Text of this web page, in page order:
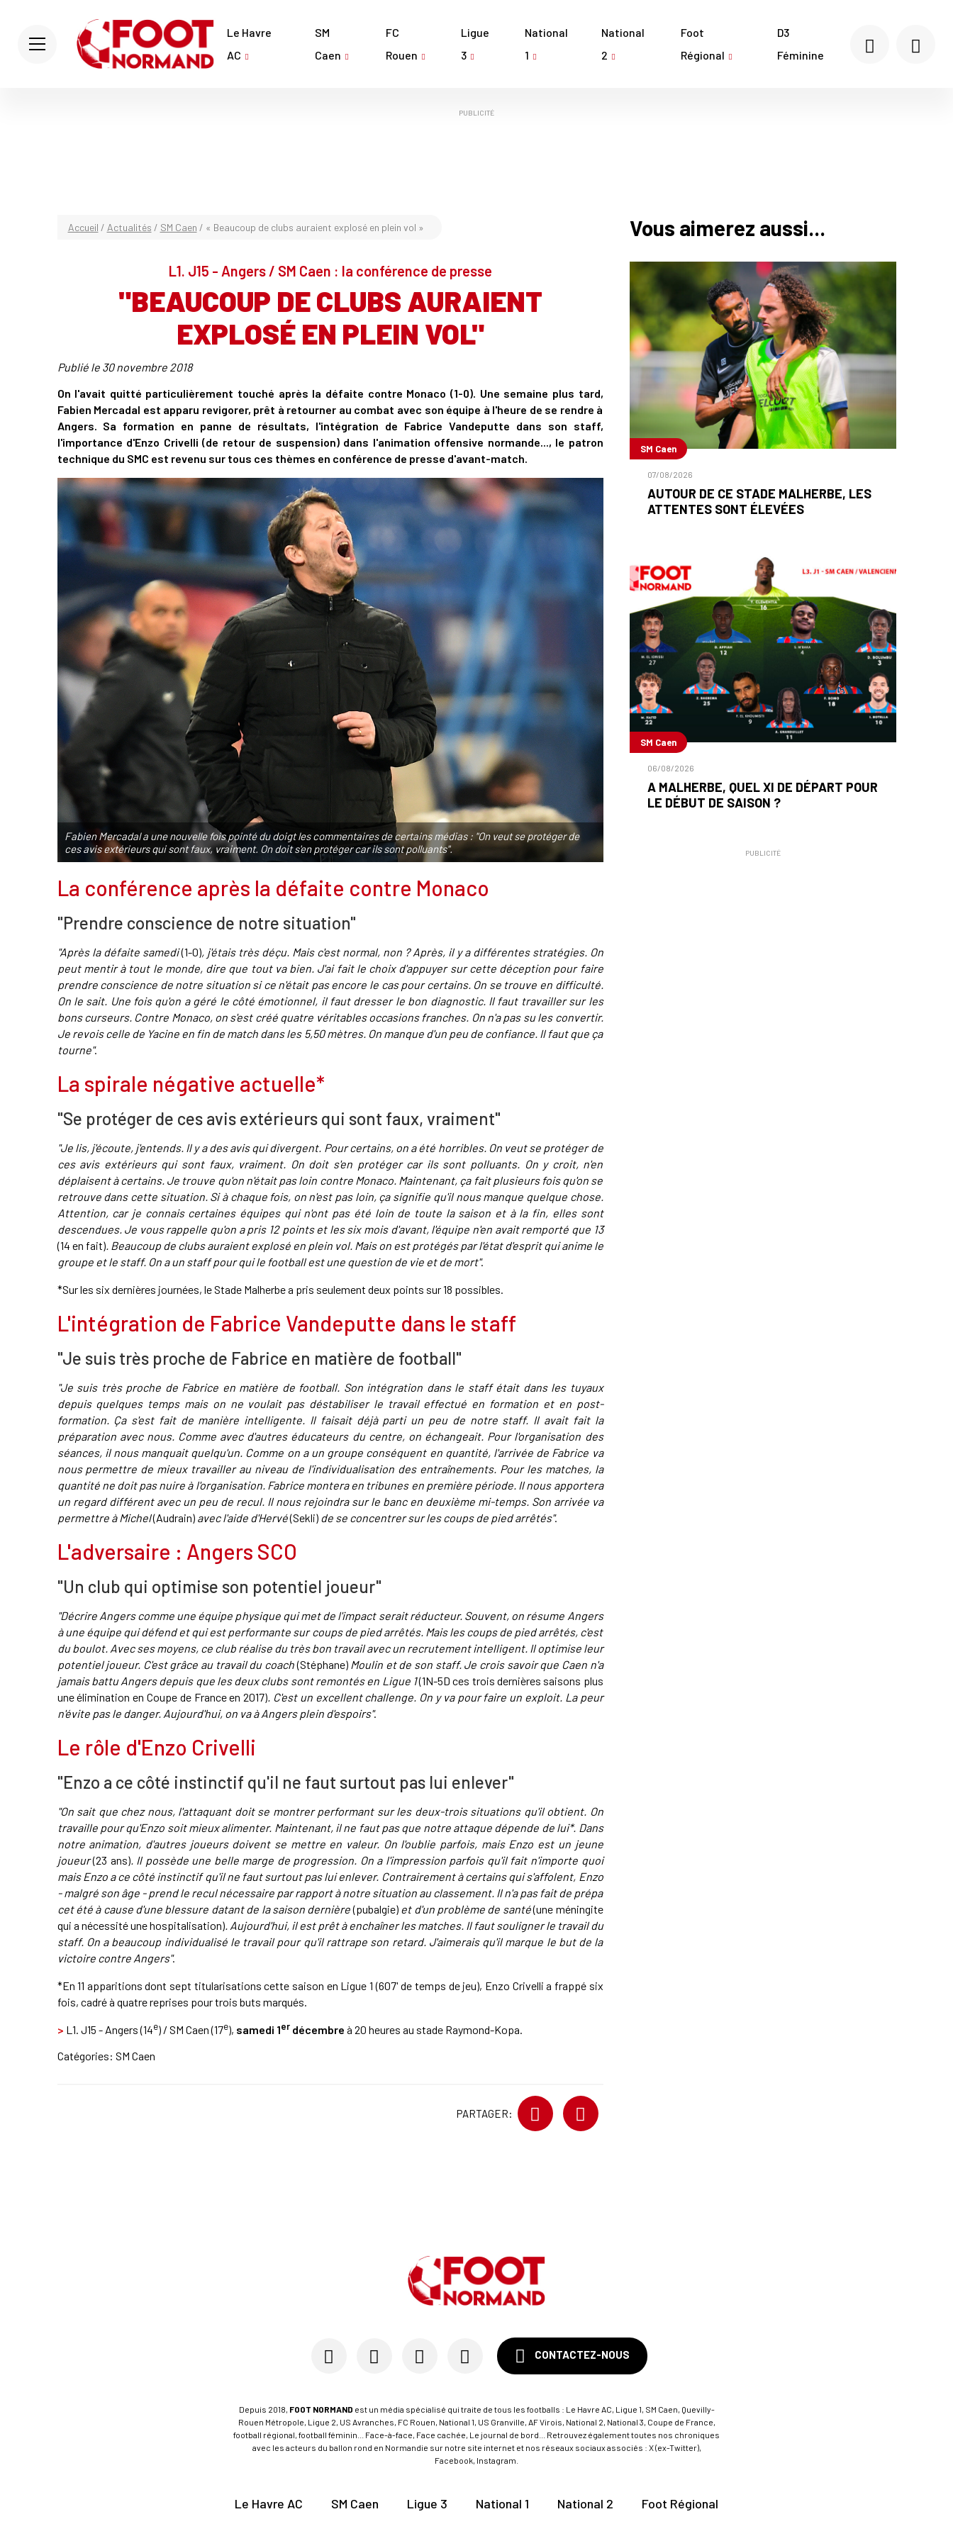
Le Havre
AC
SM
Caen
FC
Rouen
Ligue
3
National
1
National
2
Foot
Régional
D3
Féminine
PUBLICITÉ
Accueil / Actualités / SM Caen / « Beaucoup de clubs auraient explosé en plein vol »
L1. J15 - Angers / SM Caen : la conférence de presse
"BEAUCOUP DE CLUBS AURAIENT
EXPLOSÉ EN PLEIN VOL"
Publié le 30 novembre 2018
On l'avait quitté particulièrement touché après la défaite contre Monaco (1-0). Une semaine plus tard,
Fabien Mercadal est apparu revigorer, prêt à retourner au combat avec son équipe à l'heure de se rendre à
Angers. Sa formation en panne de résultats, l'intégration de Fabrice Vandeputte dans son staff,
l'importance d'Enzo Crivelli (de retour de suspension) dans l'animation offensive normande..., le patron
technique du SMC est revenu sur tous ces thèmes en conférence de presse d'avant-match.
Fabien Mercadal a une nouvelle fois pointé du doigt les commentaires de certains médias : "On veut se protéger de
ces avis extérieurs qui sont faux, vraiment. On doit s'en protéger car ils sont polluants".
La conférence après la défaite contre Monaco
"Prendre conscience de notre situation"
"Après la défaite samedi(1-0), j'étais très déçu. Mais c'est normal, non ? Après, il y a différentes stratégies. On
peut mentir à tout le monde, dire que tout va bien. J'ai fait le choix d'appuyer sur cette déception pour faire
prendre conscience de notre situation si ce n'était pas encore le cas pour certains. On se trouve en difficulté.
On le sait. Une fois qu'on a géré le côté émotionnel, il faut dresser le bon diagnostic. Il faut travailler sur les
bons curseurs. Contre Monaco, on s'est créé quatre véritables occasions franches. On n'a pas su les convertir.
Je revois celle de Yacine en fin de match dans les 5,50 mètres. On manque d'un peu de confiance. Il faut que ça
tourne".
La spirale négative actuelle*
"Se protéger de ces avis extérieurs qui sont faux, vraiment"
"Je lis, j'écoute, j'entends. Il y a des avis qui divergent. Pour certains, on a été horribles. On veut se protéger de
ces avis extérieurs qui sont faux, vraiment. On doit s'en protéger car ils sont polluants. On y croit, n'en
déplaisent à certains. Je trouve qu'on n'était pas loin contre Monaco. Maintenant, ça fait plusieurs fois qu'on se
retrouve dans cette situation. Si à chaque fois, on n'est pas loin, ça signifie qu'il nous manque quelque chose.
Attention, car je connais certaines équipes qui n'ont pas été loin de toute la saison et à la fin, elles sont
descendues. Je vous rappelle qu'on a pris 12 points et les six mois d'avant, l'équipe n'en avait remporté que 13
(14 en fait). Beaucoup de clubs auraient explosé en plein vol. Mais on est protégés par l'état d'esprit qui anime le
groupe et le staff. On a un staff pour qui le football est une question de vie et de mort".
*Sur les six dernières journées, le Stade Malherbe a pris seulement deux points sur 18 possibles.
L'intégration de Fabrice Vandeputte dans le staff
"Je suis très proche de Fabrice en matière de football"
"Je suis très proche de Fabrice en matière de football. Son intégration dans le staff était dans les tuyaux
depuis quelques temps mais on ne voulait pas déstabiliser le travail effectué en formation et en post-
formation. Ça s'est fait de manière intelligente. Il faisait déjà parti un peu de notre staff. Il avait fait la
préparation avec nous. Comme avec d'autres éducateurs du centre, on échangeait. Pour l'organisation des
séances, il nous manquait quelqu'un. Comme on a un groupe conséquent en quantité, l'arrivée de Fabrice va
nous permettre de mieux travailler au niveau de l'individualisation des entraînements. Pour les matches, la
quantité ne doit pas nuire à l'organisation. Fabrice montera en tribunes en première période. Il nous apportera
un regard différent avec un peu de recul. Il nous rejoindra sur le banc en deuxième mi-temps. Son arrivée va
permettre à Michel(Audrain)avec l'aide d'Hervé(Sekli)de se concentrer sur les coups de pied arrêtés".
L'adversaire : Angers SCO
"Un club qui optimise son potentiel joueur"
"Décrire Angers comme une équipe physique qui met de l'impact serait réducteur. Souvent, on résume Angers
à une équipe qui défend et qui est performante sur coups de pied arrêtés. Mais les coups de pied arrêtés, c'est
du boulot. Avec ses moyens, ce club réalise du très bon travail avec un recrutement intelligent. Il optimise leur
potentiel joueur. C'est grâce au travail du coach(Stéphane)Moulin et de son staff. Je crois savoir que Caen n'a
jamais battu Angers depuis que les deux clubs sont remontés en Ligue 1(1N-5D ces trois dernières saisons plus
une élimination en Coupe de France en 2017). C'est un excellent challenge. On y va pour faire un exploit. La peur
n'évite pas le danger. Aujourd'hui, on va à Angers plein d'espoirs".
Le rôle d'Enzo Crivelli
"Enzo a ce côté instinctif qu'il ne faut surtout pas lui enlever"
"On sait que chez nous, l'attaquant doit se montrer performant sur les deux-trois situations qu'il obtient. On
travaille pour qu'Enzo soit mieux alimenter. Maintenant, il ne faut pas que notre attaque dépende de lui*. Dans
notre animation, d'autres joueurs doivent se mettre en valeur. On l'oublie parfois, mais Enzo est un jeune
joueur(23 ans). Il possède une belle marge de progression. On a l'impression parfois qu'il fait n'importe quoi
mais Enzo a ce côté instinctif qu'il ne faut surtout pas lui enlever. Contrairement à certains qui s'affolent, Enzo
- malgré son âge - prend le recul nécessaire par rapport à notre situation au classement. Il n'a pas fait de prépa
cet été à cause d'une blessure datant de la saison dernière(pubalgie)et d'un problème de santé(une méningite
qui a nécessité une hospitalisation). Aujourd'hui, il est prêt à enchaîner les matches. Il faut souligner le travail du
staff. On a beaucoup individualisé le travail pour qu'il rattrape son retard. J'aimerais qu'il marque le but de la
victoire contre Angers".
*En 11 apparitions dont sept titularisations cette saison en Ligue 1 (607' de temps de jeu), Enzo Crivelli a frappé six
fois, cadré à quatre reprises pour trois buts marqués.
> L1. J15 - Angers (14e) / SM Caen (17e), samedi 1erdécembre à 20 heures au stade Raymond-Kopa.
Catégories: SM Caen
PARTAGER:
Vous aimerez aussi...
SM Caen
07/08/2026
AUTOUR DE CE STADE MALHERBE, LES
ATTENTES SONT ÉLEVÉES
SM Caen
06/08/2026
A MALHERBE, QUEL XI DE DÉPART POUR
LE DÉBUT DE SAISON ?
PUBLICITÉ
CONTACTEZ-NOUS
Depuis 2018, FOOT NORMAND est un média spécialisé qui traite de tous les footballs : Le Havre AC, Ligue 1, SM Caen, Quevilly-
Rouen Métropole, Ligue 2, US Avranches, FC Rouen, National 1, US Granville, AF Virois, National 2, National 3, Coupe de France,
football régional, football féminin... Face-à-face, Face cachée, Le journal de bord... Retrouvez également toutes nos chroniques
avec les acteurs du ballon rond en Normandie sur notre site internet et nos réseaux sociaux associés : X (ex-Twitter),
Facebook, Instagram.
Le Havre AC SM Caen Ligue 3 National 1 National 2 Foot Régional